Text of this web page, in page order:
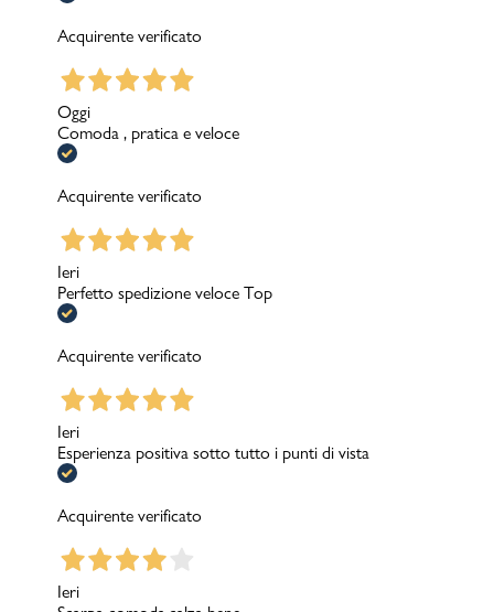
Acquirente verificato
Oggi
Comoda , pratica e veloce
Acquirente verificato
Ieri
Perfetto spedizione veloce Top
Acquirente verificato
Ieri
Esperienza positiva sotto tutto i punti di vista
Acquirente verificato
Ieri